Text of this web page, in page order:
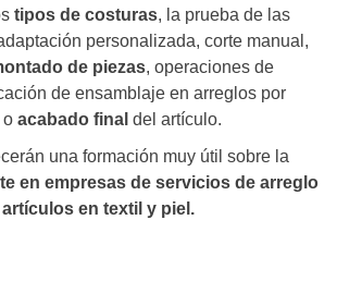
tipos de costuras, la prueba de las
personalizada, corte manual,
de piezas, operaciones de
de ensamblaje en arreglos por
o acabado final del artículo.
una formación muy útil sobre la
en empresas de servicios de arreglo
en textil y piel.